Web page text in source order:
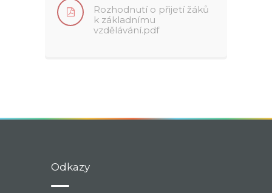
Rozhodnutí o přijetí žáků
k základnímu
vzdělávání.pdf
Odkazy